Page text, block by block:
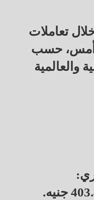
تعاملات
أمس، حسب
والعالمية